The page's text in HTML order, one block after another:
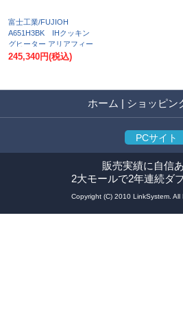
富士工業/FUJIOH
A651H3BK IHクッキン
グヒーター アリアフィー
ナ インダクションホブ
245,340円(税込)
ホーム ショッピン
PCサイト
販売実績に自信
2大モールで2年連続ダ
Copyright (C) 2010 LinkSystem. All